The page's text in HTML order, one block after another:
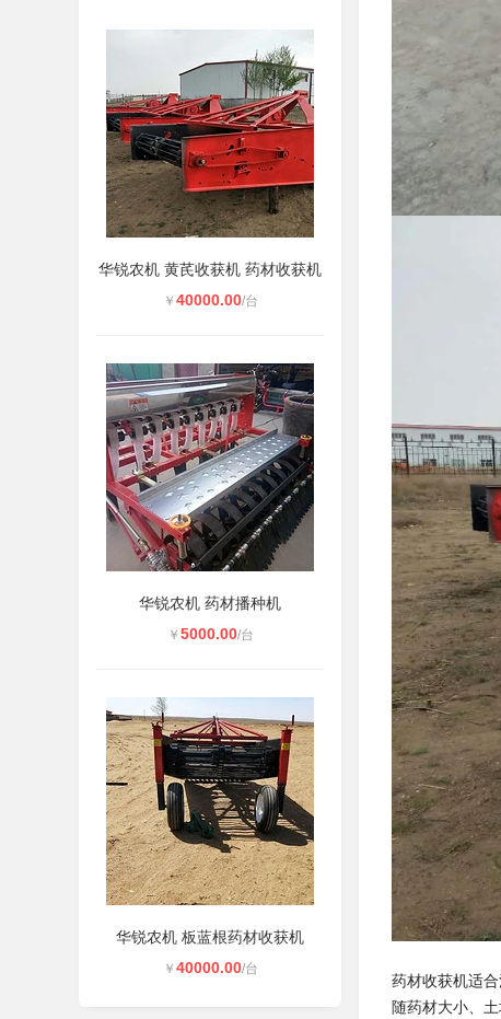
华锐农机 黄芪收获机 药材收获机
￥ 40000.00/台
华锐农机 药材播种机
￥ 5000.00/台
华锐农机 板蓝根药材收获机
￥ 40000.00/台
药材收获机适
随药材大小、